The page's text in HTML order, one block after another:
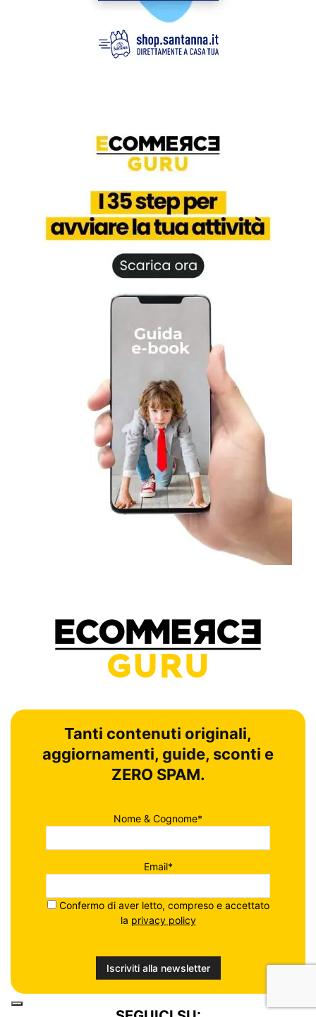
Tanti contenuti originali,
aggiornamenti, guide, sconti e
ZERO SPAM.
Nome & Cognome*
Email*
Confermo di aver letto, compreso e accettato
la privacy policy